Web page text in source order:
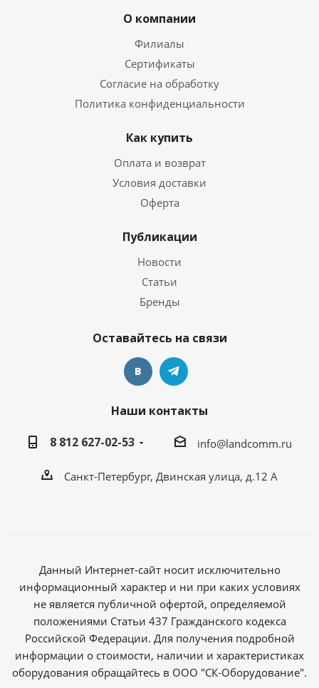
О компании
Филиалы
Сертификаты
Согласие на обработку
Политика конфиденциальности
Как купить
Оплата и возврат
Условия доставки
Оферта
Публикации
Новости
Статьи
Бренды
Оставайтесь на связи
Наши контакты
8 812 627-02-53
info@landcomm.ru
Санкт-Петербург, Двинская улица, д.12 А
Данный Интернет-сайт носит исключительно
информационный характер и ни при каких условиях
не является публичной офертой, определяемой
положениями Статьи 437 Гражданского кодекса
Российской Федерации. Для получения подробной
информации о стоимости, наличии и характеристиках
оборудования обращайтесь в ООО "СК-Оборудование".